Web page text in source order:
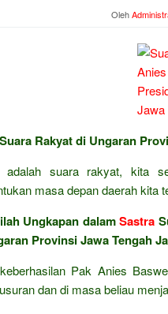
Oleh
Rakyat di Ungaran
adalah suara rakyat, kita
masa depan daerah kita
Ungkapan dalamSastra
Provinsi Jawa Tengah
Pak Anies
dan di masa beliau